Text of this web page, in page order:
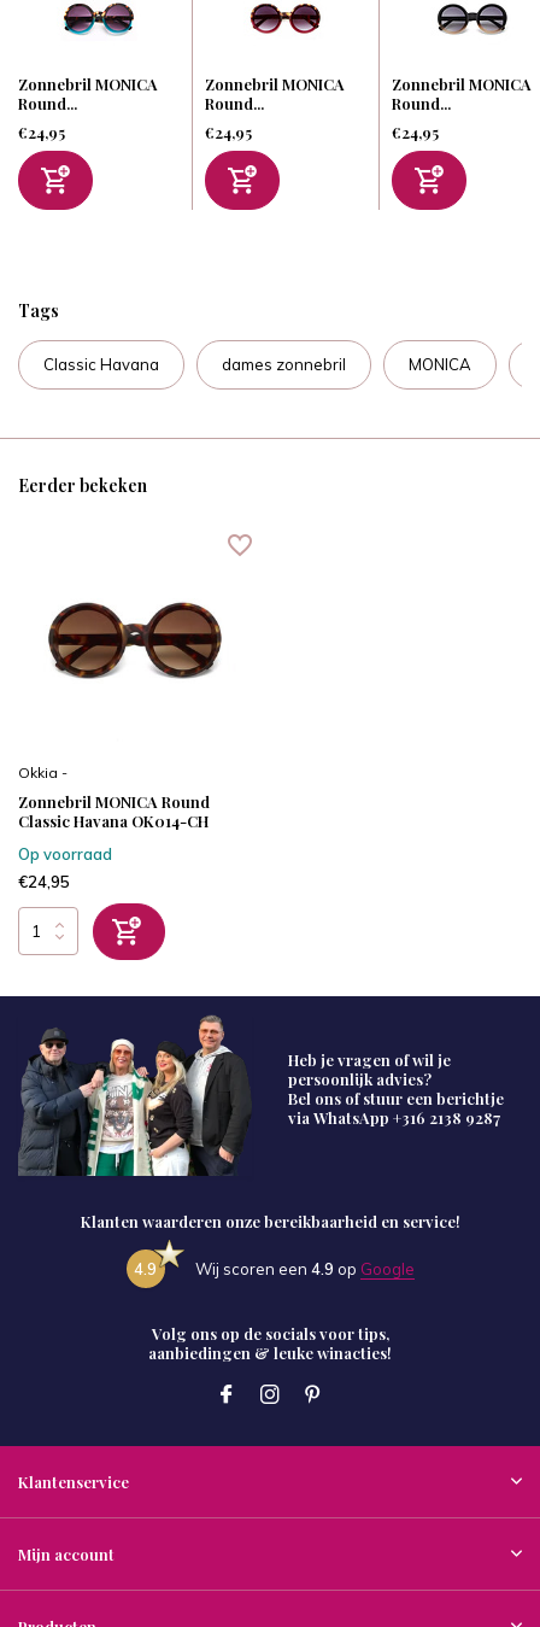
Zonnebril MONICA
Round...
€24,95
Zonnebril MONICA
Round...
€24,95
Zonnebril MONICA
Round...
€24,95
Tags
Classic Havana dames zonnebril MONICA
Eerder bekeken
Okkia -
Zonnebril MONICA Round
Classic Havana OK014-CH
Op voorraad
€24,95
Heb je vragen of wil je
persoonlijk advies?
Bel ons of stuur een berichtje
via WhatsApp +316 2138 9287
Klanten waarderen onze bereikbaarheid en service!
4.9 Wij scoren een 4.9 op Google
Volg ons op de socials voor tips,
aanbiedingen & leuke winacties!
Klantenservice
Mijn account